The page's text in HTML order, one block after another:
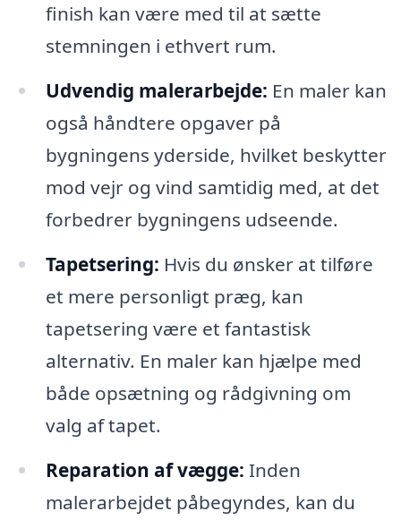
finish kan være med til at sætte
stemningen i ethvert rum.
Udvendig malerarbejde: En maler kan
også håndtere opgaver på
bygningens yderside, hvilket beskytter
mod vejr og vind samtidig med, at det
forbedrer bygningens udseende.
Tapetsering: Hvis du ønsker at tilføre
et mere personligt præg, kan
tapetsering være et fantastisk
alternativ. En maler kan hjælpe med
både opsætning og rådgivning om
valg af tapet.
Reparation af vægge: Inden
malerarbejdet påbegyndes, kan du